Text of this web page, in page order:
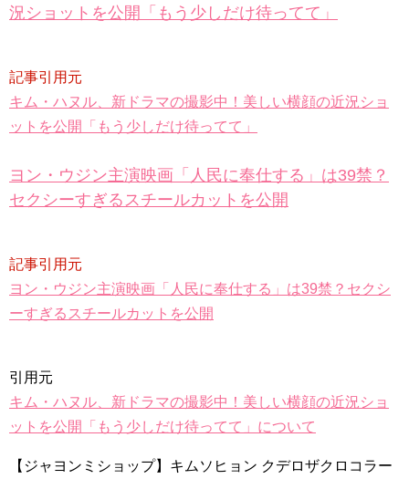
■韓国ドラマ『キング～Two Hearts』予告動画（日本語字幕）
について
Healing in Seoul Forest (서울숲)
ユン・ギュンサン主演「潜入弁護人」第1回特別公開！
ハン・ヘジン 한혜진 – (선공개) 강남 3대 얼짱 출신 &#39;한혜진
언니&#39; (ft. 도여니의 학창시절) | 편 먹고 갈래요? 밥블레스유 2
ソン・ヘギョ – ソンヘギョ キスまとめ
ハン・ヘジン 한혜진 – Still We (여전히 우리는)
한가인 –
チョ・ヒョンジェ 조현재 九尾狐外伝 制作発表会
キム・テヒの弟イ・ワン♥イ・ボミ、今日（28日）結婚……
「ライフ・ オン・ マーズ」2019年11月2日TSUTAYAにて先行
レンタル開始！
ョンら同僚芸能人から慰めの言葉が続々 – Taka News
キングを一部公開（DVD-SET2特典映像より）
復…痩せたのはソン・ジェリムのせい!? 」 (11/26)
況ショットを公開「もう少しだけ待ってて」
記事引用元
キム・ハヌル、新ドラマの撮影中！美しい横顔の近況ショ
ットを公開「もう少しだけ待ってて」
ヨン・ウジン主演映画「人民に奉仕する」は39禁？
セクシーすぎるスチールカットを公開
記事引用元
ヨン・ウジン主演映画「人民に奉仕する」は39禁？セクシ
ーすぎるスチールカットを公開
引用元
キム・ハヌル、新ドラマの撮影中！美しい横顔の近況ショ
ットを公開「もう少しだけ待ってて」について
【ジャヨンミショップ】キムソヒョン クデロザクロコラー